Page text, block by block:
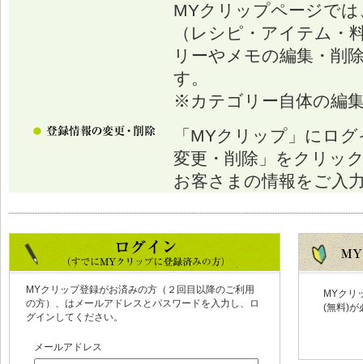
MYクリップページで
（レシピ・アイテム・
リーやメモの編集・削
す。
※カテゴリー自体の編
「MYクリップ」にロ
変更・削除」をクリッ
お客さまの情報をご入
MYクリップ登録がお済みの方（２回目以降のご利用
の方）、はメールアドレスとパスワードを入力し、ロ
グインしてください。
メールアドレス
MYクリ
(無料)が